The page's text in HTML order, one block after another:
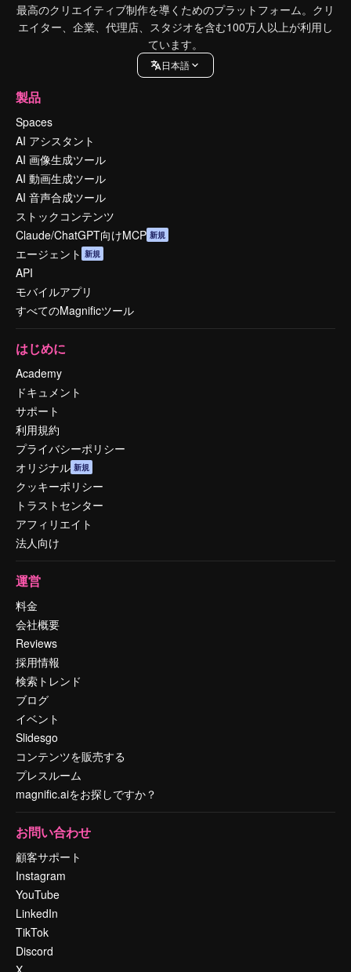
最高のクリエイティブ制作を導くためのプラットフォーム。クリ
エイター、企業、代理店、スタジオを含む100万人以上が利用し
ています。
日本語
製品
Spaces
AI アシスタント
AI 画像生成ツール
AI 動画生成ツール
AI 音声合成ツール
ストックコンテンツ
Claude/ChatGPT向けMCP 新規
エージェント 新規
API
モバイルアプリ
すべてのMagnificツール
はじめに
Academy
ドキュメント
サポート
利用規約
プライバシーポリシー
オリジナル 新規
クッキーポリシー
トラストセンター
アフィリエイト
法人向け
運営
料金
会社概要
Reviews
採用情報
検索トレンド
ブログ
イベント
Slidesgo
コンテンツを販売する
プレスルーム
magnific.aiをお探しですか？
お問い合わせ
顧客サポート
Instagram
YouTube
LinkedIn
TikTok
Discord